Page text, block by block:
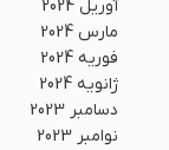
آوریل 2024
مارس 2024
فوریه 2024
ژانویه 2024
دسامبر 2023
نوامبر 2023